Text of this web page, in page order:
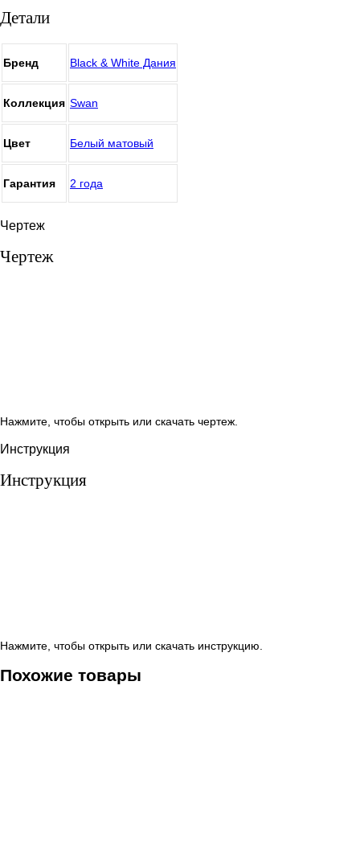
Детали
Бренд Black & White Дания
Коллекция Swan
Цвет Белый матовый
Гарантия 2 года
Чертеж
Чертеж
Нажмите, чтобы открыть или скачать чертеж.
Инструкция
Инструкция
Нажмите, чтобы открыть или скачать инструкцию.
Похожие товары